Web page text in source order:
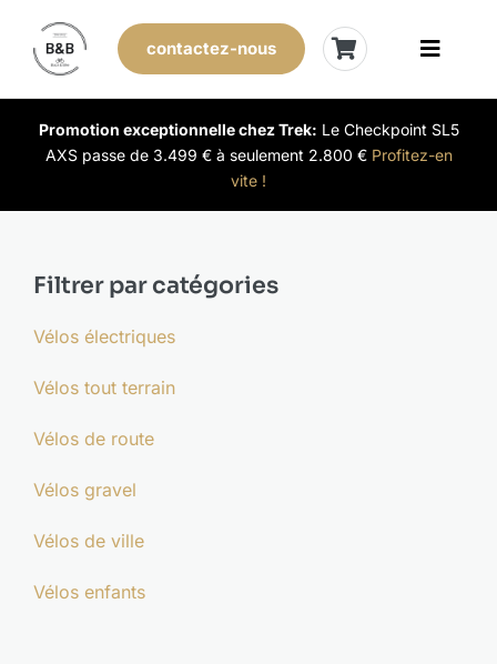
content
Toggle
Vélos de stock
Vendre son vélo
L’expérience B&B
Actualités
À propos
contactez-nous
Promotion exceptionnelle chez Trek: Le Checkpoint SL5
AXS passe de 3.499 € à seulement 2.800 € Profitez-en
vite !
Filtrer par catégories
Vélos électriques
Vélos tout terrain
Vélos de route
Vélos gravel
Vélos de ville
Vélos enfants